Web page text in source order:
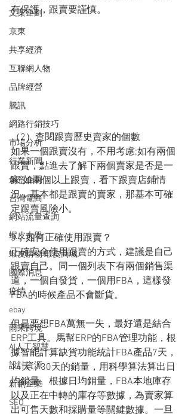
文案企劃
京東
共享經濟
互聯網人物
品牌經營
騰訊
網路行銷技巧
市場分析
行業新聞
創意企劃
台灣電商
網站流量查詢
蝦皮大學
蝦皮購物 蝦皮商城
國際消息
疫情
ebay
雨果跨境
AI人工智慧
設計資源
新創企業
SEO
有保護，跟賣要謹慎。
（2）查閱跟賣歷史賣家的個數
如果一個跟賣沒有，不用考慮;如有兩個
跟賣，點進去了解下兩個賣家是否是一
家;如兩個以上跟賣，看下跟賣店鋪情
況，基本都是跟賣的賣家，那基本可確
定跟賣風險小。
3，如何正確使用跟賣？
正確安全使用跟賣的方式，建議是自己
跟賣自己。同一個列表下有兩個銷售渠
道，一個自發貨，一個用FBA，這樣發
FBA的時候產品不會斷貨。
但是要想FBA萬無一失，最好還是結合
ERP工具。馬幫ERP的FBA管理功能，根
據智能計算缺貨功能統計FBA產品7天，
14天，30天的銷量，用科學算法算出日
均銷量。根據日均銷量，FBA本地庫存
以及正在中轉的庫存等數據，為賣家算
出可售天數和採購量等關鍵數據。一旦